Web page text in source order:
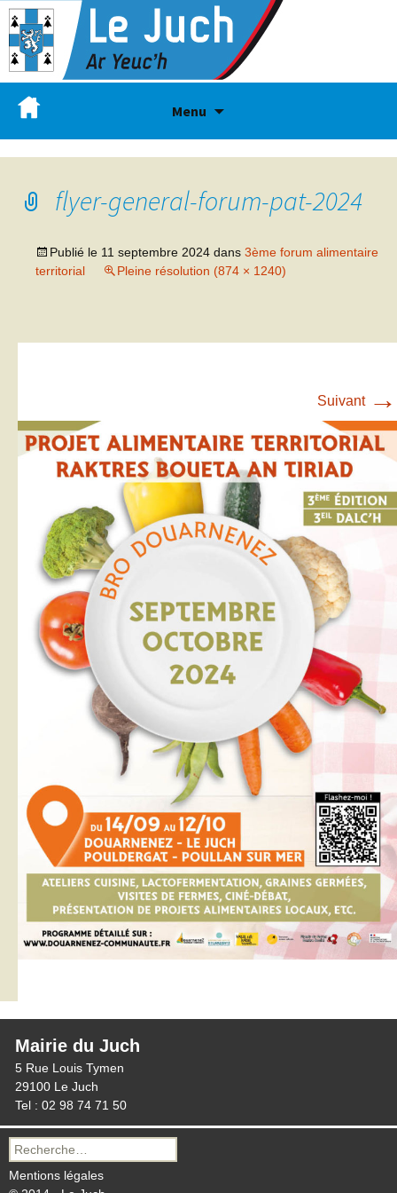
Menu
flyer-general-forum-pat-2024
Publié le 11 septembre 2024 dans 3ème forum alimentaire
territorial
Pleine résolution (874 × 1240)
Suivant →
Mairie du Juch
5 Rue Louis Tymen
29100 Le Juch
Tel : 02 98 74 71 50
Recherche
pour :
Mentions légales